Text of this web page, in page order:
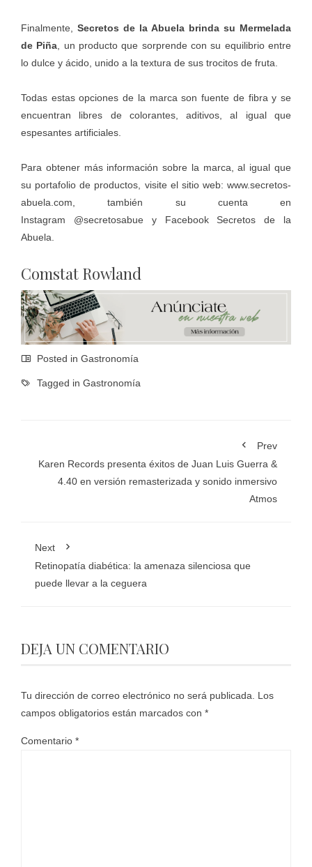
Finalmente, Secretos de la Abuela brinda su Mermelada
de Piña , un producto que sorprende con su equilibrio entre
lo dulce y ácido, unido a la textura de sus trocitos de fruta.
Todas estas opciones de la marca son fuente de fibra y se
encuentran libres de colorantes, aditivos, al igual que
espesantes artificiales.
Para obtener más información sobre la marca, al igual que
su portafolio de productos, visite el sitio web: www.secretos-
abuela.com , también su cuenta en
Instagram @secretosabue y Facebook Secretos de la
Abuela
Comstat Rowland
Posted in Gastronomía
Tagged in Gastronomía
Prev
Karen Records presenta éxitos de Juan Luis Guerra &
4.40 en versión remasterizada y sonido inmersivo
Atmos
Next
Retinopatía diabética: la amenaza silenciosa que
puede llevar a la ceguera
DEJA UN COMENTARIO
Tu dirección de correo electrónico no será publicada.
Los
campos obligatorios están marcados con *
Comentario *